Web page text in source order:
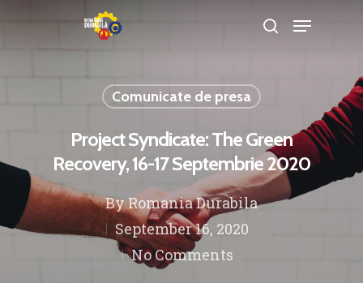
Hit enter to search or ESC to close
Comunicate de presa
Project Syndicate: The Green
Recovery, 16-17 Septembrie 2020
ByRomania Durabila
September 16, 2020
No Comments